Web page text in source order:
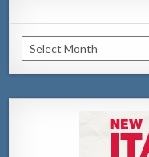
Archivo